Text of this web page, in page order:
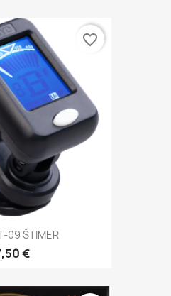
09 ŠTIMER
€
favorite_border